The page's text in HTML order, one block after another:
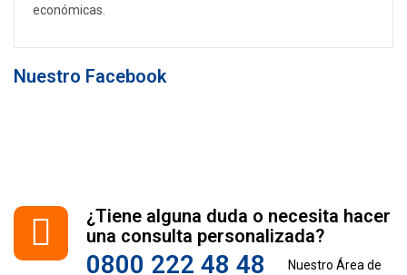
económicas.
Nuestro Facebook
¿Tiene alguna duda o necesita hacer
una consulta personalizada?
0800 222 48 48
Nuestro Área de